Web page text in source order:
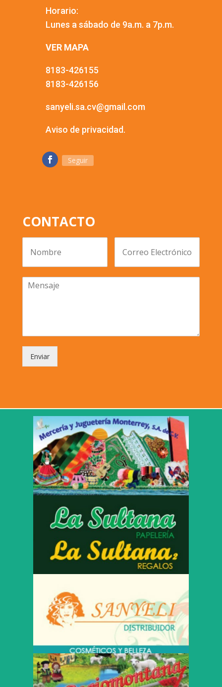
Horario:
Lunes a sábado de 9a.m. a 7p.m.
VER MAPA
8183-426155
8183-426156
sanyeli.sa.cv@gmail.com
Aviso de privacidad.
Seguir
CONTACTO
Enviar